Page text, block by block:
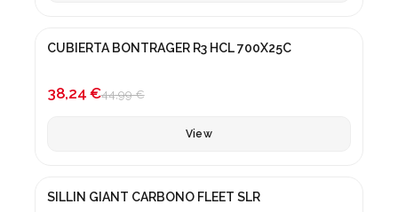
¡En oferta!
CUBIERTA BONTRAGER R3 HCL 700X25C
38,24 €44,99 €
View
¡En oferta!
SILLIN GIANT CARBONO FLEET SLR